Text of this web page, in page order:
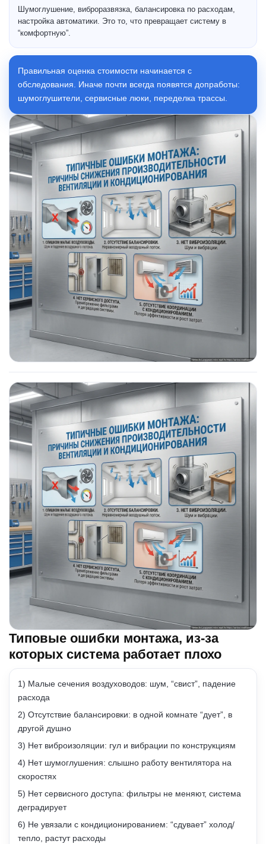
Шумоглушение, виброразвязка, балансировка по расходам,
настройка автоматики. Это то, что превращает систему в
“комфортную”.
Правильная оценка стоимости начинается с
обследования. Иначе почти всегда появятся допработы:
шумоглушители, сервисные люки, переделка трассы.
Типовые ошибки монтажа, из-за
которых система работает плохо
1) Малые сечения воздуховодов: шум, “свист”, падение
расхода
2) Отсутствие балансировки: в одной комнате “дует”, в
другой душно
3) Нет виброизоляции: гул и вибрации по конструкциям
4) Нет шумоглушения: слышно работу вентилятора на
скоростях
5) Нет сервисного доступа: фильтры не меняют, система
деградирует
6) Не увязали с кондиционированием: “сдувает” холод/
тепло, растут расходы